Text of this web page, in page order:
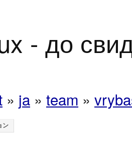
- до
» ja » team »